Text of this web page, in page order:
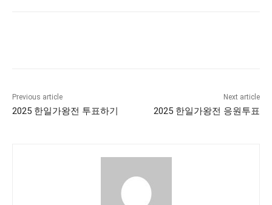
Previous article
2025 한일가왕전 투표하기
Next article
2025 한일가왕전 응원투표